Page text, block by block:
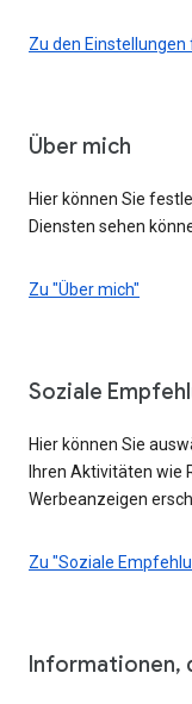
Zu den Einstellungen
Über mich
Hier können Sie
Diensten sehen
Zu "Über mich"
Soziale
Hier können Sie
Ihren Aktivitäten wie
Werbeanzeigen
Zu "Soziale
Informationen,